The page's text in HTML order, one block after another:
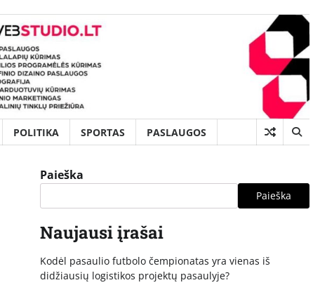
POLITIKA SPORTAS PASLAUGOS
Paieška
Paieška
Naujausi įrašai
Kodėl pasaulio futbolo čempionatas yra vienas iš
didžiausių logistikos projektų pasaulyje?